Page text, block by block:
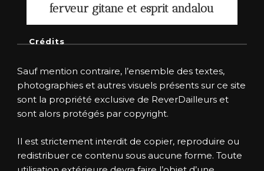
ferveur gitane et esprit andalou
Crédits
Sauf mention contraire, l’ensemble des textes,
photographies et autres visuels présents sur ce site
sont la propriété exclusive de ReverDailleurs et
sont alors protégés par copyright.
Il est strictement interdit de copier, reproduire ou
redistribuer ce contenu sous aucune forme. Toute